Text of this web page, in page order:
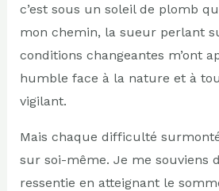
c’est sous un soleil de plomb
mon chemin, la sueur perlant
conditions changeantes m’ont
humble face à la nature et à
vigilant.
Mais chaque difficulté
sur soi-même. Je me souviens
ressentie en atteignant le